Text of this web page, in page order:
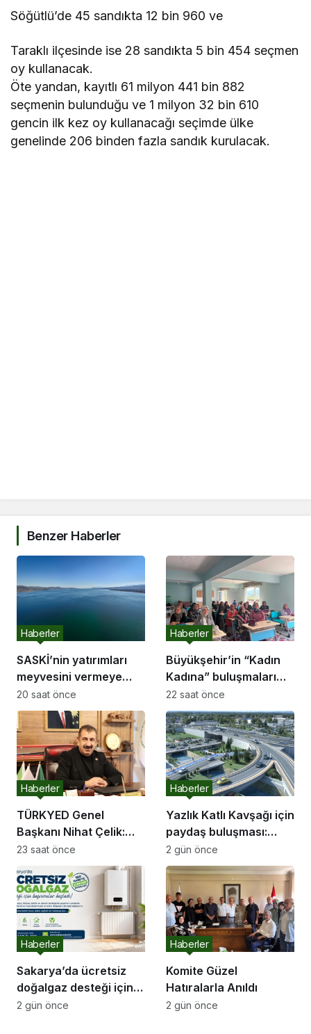
Söğütlü’de 45 sandıkta 12 bin 960 ve
Taraklı ilçesinde ise 28 sandıkta 5 bin 454 seçmen
oy kullanacak.
Öte yandan, kayıtlı 61 milyon 441 bin 882
seçmenin bulunduğu ve 1 milyon 32 bin 610
gencin ilk kez oy kullanacağı seçimde ülke
genelinde 206 binden fazla sandık kurulacak.
Benzer Haberler
SASKİ’nin yatırımları
meyvesini vermeye
başladı:
Haberler
20 saat önce
Büyükşehir’in “Kadın
Kadına” buluşmaları
Akyazı’da devam etti
Haberler
22 saat önce
TÜRKYED Genel
Başkanı Nihat Çelik:
“Gençliğine Sahip
Çıkmayan Milletler
Geleceğini İnşa
Edemez”
Haberler
23 saat önce
Yazlık Katlı Kavşağı için
paydaş buluşması:
“İletişim kanallarımız
hep açık olacak”
Haberler
2 gün önce
Sakarya’da ücretsiz
doğalgaz desteği için
başvurular başladı
Haberler
2 gün önce
Komite Güzel
Hatıralarla Anıldı
Haberler
2 gün önce